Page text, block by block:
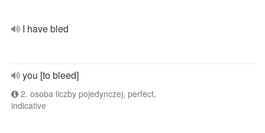
I have bled
you [to bleed]
2. osoba liczby pojedynczej, perfect,
indicative